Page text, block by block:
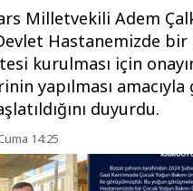
Milletvekili Adem
Hastanemizde bir
kurulması için onayın
yapılması amacıyla
duyurdu.
14:25